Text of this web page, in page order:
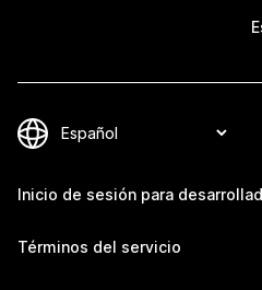
Inicio de sesión para
Términos del servicio